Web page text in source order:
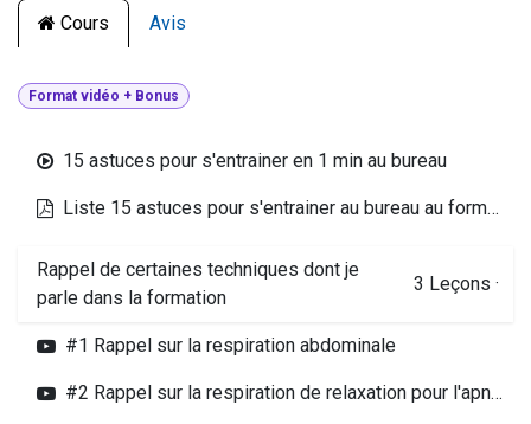
Cours Avis
Format vidéo + Bonus
15 astuces pour s'entrainer en 1 min au bureau
Liste 15 astuces pour s'entrainer au bureau au format pdf
Rappel de certaines techniques dont je
parle dans la formation
3 Leçons ·
#1 Rappel sur la respiration abdominale
#2 Rappel sur la respiration de relaxation pour l'apnée